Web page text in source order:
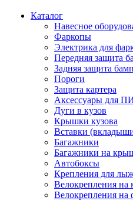
Каталог
Навесное
Фаркопы
Электрика для
Передняя защита
Задняя защита
Пороги
Защита картера
Аксессуары для
Дуги в кузов
Крышки кузова
Вставки
Багажники
Багажники на
Автобоксы
Крепления для
Велокрепления
Велокрепления на